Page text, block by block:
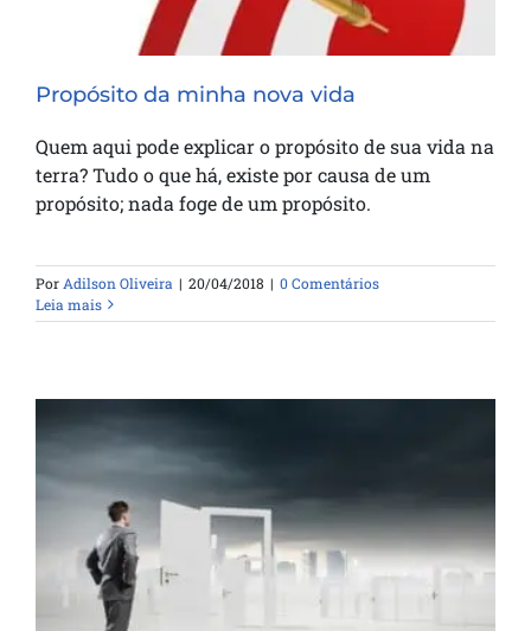
Propósito da minha nova vida
Quem aqui pode explicar o propósito de sua vida na
terra? Tudo o que há, existe por causa de um
propósito; nada foge de um propósito.
Por Adilson Oliveira | 20/04/2018 | 0 Comentários
Leia mais
A grandeza está numa oportunidade